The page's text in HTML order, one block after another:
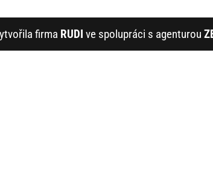
firma RUDI ve spolupráci s agenturou